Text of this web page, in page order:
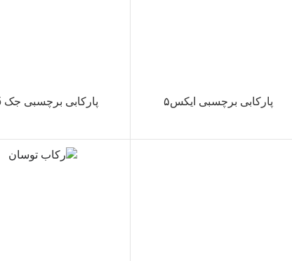
پارکابی برچسبی ایکس۵ پارکابی برچسبی جک S5